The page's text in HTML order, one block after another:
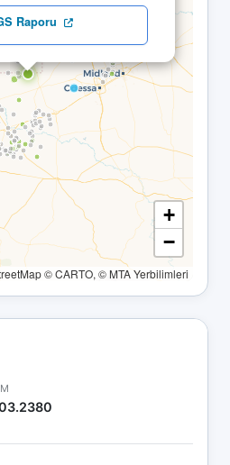
Raporu
+
−
© CARTO, © MTA Yerbilimleri